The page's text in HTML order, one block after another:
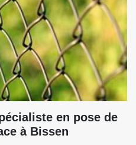
en pose de
à Bissen